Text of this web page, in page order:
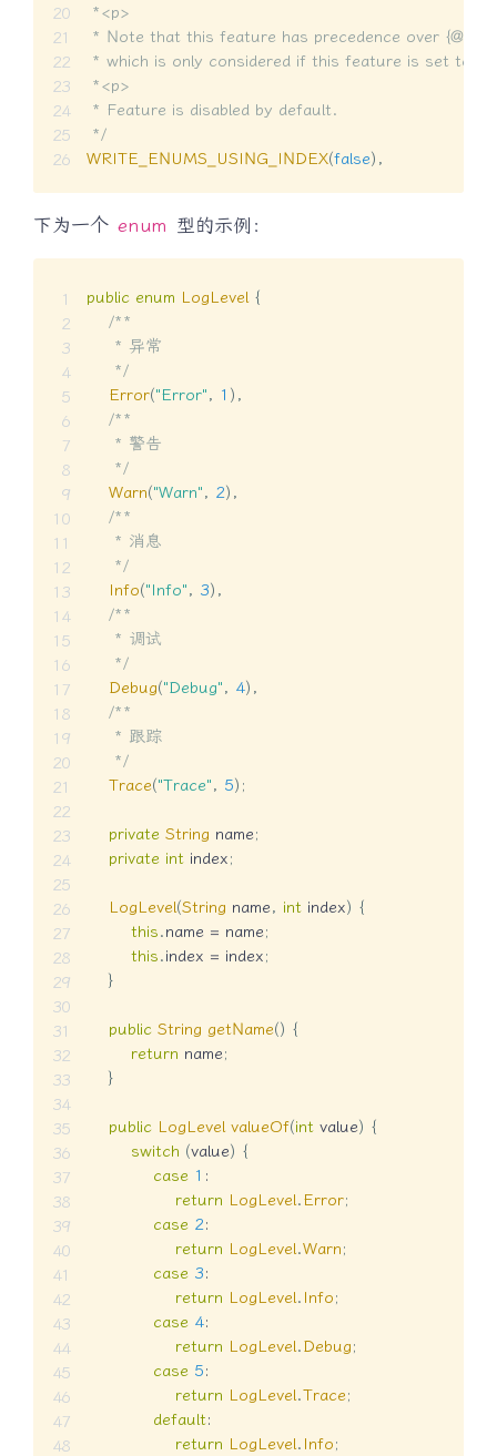
*<p>
* Note that this feature has precedence over {@link
* which is only considered if this feature is set to
*<p>
* Feature is disabled by default.
*/
WRITE_ENUMS_USING_INDEX(false) ,
下为一个 enum 型的示例：
public enum LogLevel {
/**
     * 异常
     */
Error("Error", 1 ) ,
/**
     * 警告
     */
Warn("Warn", 2) ,
/**
     * 消息
     */
Info("Info", 3) ,
/**
     * 调试
     */
Debug("Debug", 4) ,
/**
     * 跟踪
     */
Trace("Trace", 5) ;
private String name;
private int index;
LogLevel(String name, int index) {
this.name = name;
this.index = index;
}
public String getName() {
return name;
}
public LogLevel valueOf(int value) {
switch (value) {
case 1 :
return LogLevel.Error;
case 2:
return LogLevel.Warn;
case 3:
return LogLevel. Info;
case 4:
return LogLevel.Debug;
case 5:
return LogLevel.Trace;
default:
return LogLevel. Info;